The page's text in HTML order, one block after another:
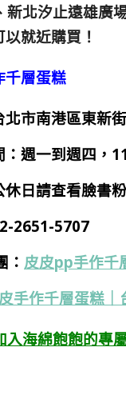
新北汐止遠雄廣
就近購買！
千層蛋糕
北市南港區東新
：週一到週四，
休日請查看臉書
2651-5707
： 皮皮pp手作千
手作千層蛋糕
海綿飽飽的專